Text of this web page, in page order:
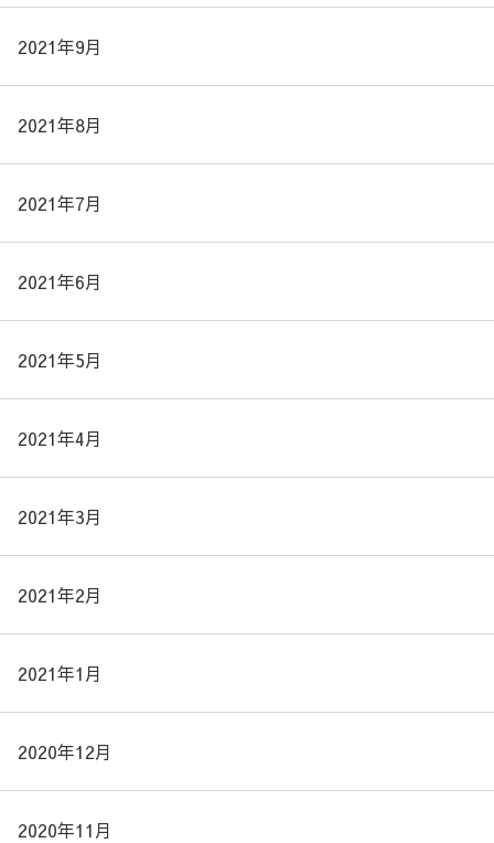
2021年9月
2021年8月
2021年7月
2021年6月
2021年5月
2021年4月
2021年3月
2021年2月
2021年1月
2020年12月
2020年11月